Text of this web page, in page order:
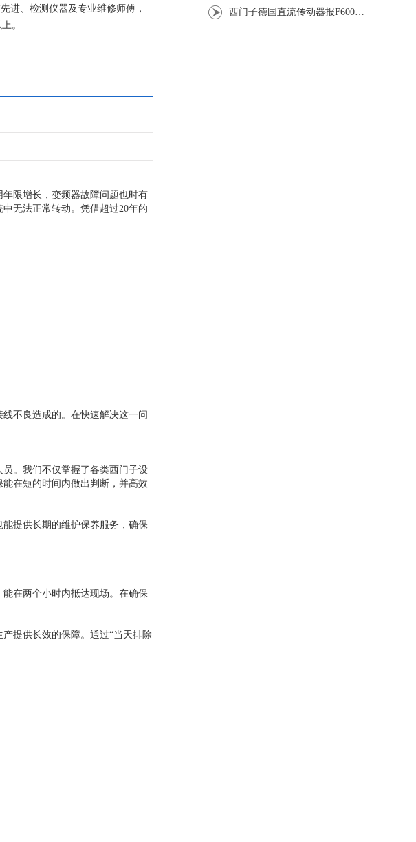
进、检测仪器及专业维修师傅，
。
限增长，变频器故障问题也时有
无法正常转动。凭借超过20年的
不良造成的。在快速解决这一问
。我们不仅掌握了各类西门子设
在短的时间内做出判断，并高效
提供长期的维护保养服务，确保
在两个小时内抵达现场。在确保
提供长效的保障。通过“当天排除
西门子德国直流传动器报F60067高温报警修复排除方法